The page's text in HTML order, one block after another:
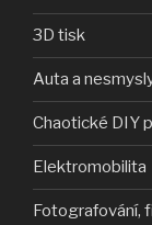
3D tisk
Auta a
Chaotické DIY
Elektromobilita
Fotografování,